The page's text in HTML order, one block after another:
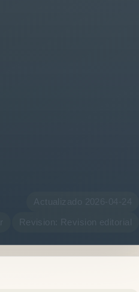
Revision: Revision editorial